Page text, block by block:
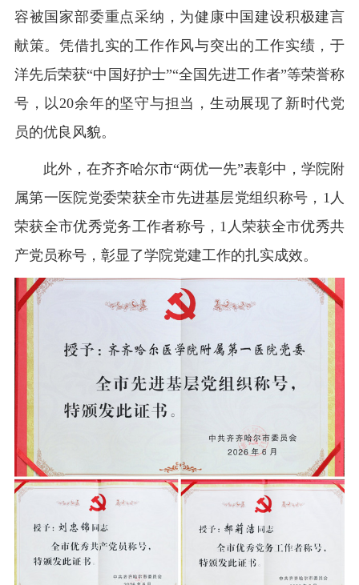
容被国家部委重点采纳，为健康中国建设积极建言
献策。凭借扎实的工作作风与突出的工作实绩，于
洋先后荣获“中国好护士”“全国先进工作者”等荣誉称
号，以20余年的坚守与担当，生动展现了新时代党
员的优良风貌。
此外，在齐齐哈尔市“两优一先”表彰中，学院附
属第一医院党委荣获全市先进基层党组织称号，1人
荣获全市优秀党务工作者称号，1人荣获全市优秀共
产党员称号，彰显了学院党建工作的扎实成效。